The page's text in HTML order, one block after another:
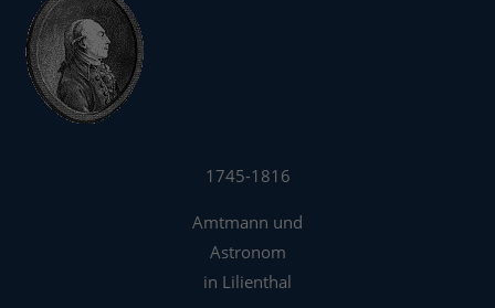
1745-1816
Amtmann und
Astronom
in Lilienthal